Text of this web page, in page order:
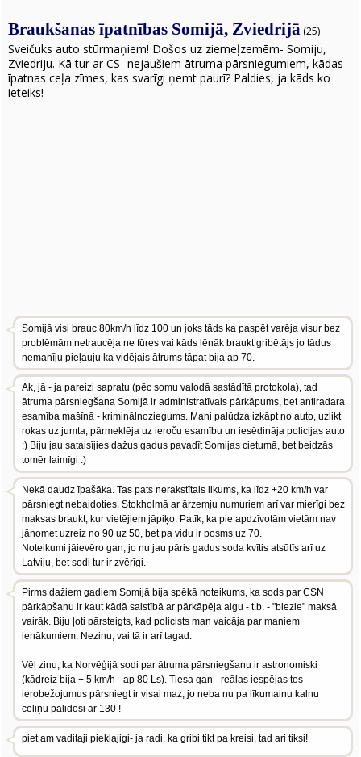
Braukšanas īpatnības Somijā, Zviedrijā (25)
Sveičuks auto stūrmaņiem! Došos uz ziemeļzemēm- Somiju,
Zviedriju. Kā tur ar CS- nejaušiem ātruma pārsniegumiem, kādas
īpatnas ceļa zīmes, kas svarīgi ņemt paurī? Paldies, ja kāds ko
ieteiks!
Somijā visi brauc 80km/h līdz 100 un joks tāds ka paspēt varēja visur bez
problēmām netraucēja ne fūres vai kāds lēnāk braukt gribētājs jo tādus
nemanīju pieļauju ka vidējais ātrums tāpat bija ap 70.
Ak, jā - ja pareizi sapratu (pēc somu valodā sastādītā protokola), tad
ātruma pārsniegšana Somijā ir administratīvais pārkāpums, bet antiradara
esamība mašīnā - kriminālnoziegums. Mani palūdza izkāpt no auto, uzlikt
rokas uz jumta, pārmeklēja uz ieroču esamību un iesēdināja policijas auto
:) Biju jau sataisījies dažus gadus pavadīt Somijas cietumā, bet beidzās
tomēr laimīgi :)
Nekā daudz īpašāka. Tas pats nerakstītais likums, ka līdz +20 km/h var
pārsniegt nebaidoties. Stokholmā ar ārzemju numuriem arī var mierīgi bez
maksas braukt, kur vietējiem jāpiķo. Patīk, ka pie apdzīvotām vietām nav
jānomet uzreiz no 90 uz 50, bet pa vidu ir posms uz 70.
Noteikumi jāievēro gan, jo nu jau pāris gadus soda kvītis atsūtīs arī uz
Latviju, bet sodi tur ir zvērīgi.
Pirms dažiem gadiem Somijā bija spēkā noteikums, ka sods par CSN
pārkāpšanu ir kaut kādā saistībā ar pārkāpēja algu - t.b. - "biezie" maksā
vairāk. Biju ļoti pārsteigts, kad policists man vaicāja par maniem
ienākumiem. Nezinu, vai tā ir arī tagad.
Vēl zinu, ka Norvēģijā sodi par ātruma pārsniegšanu ir astronomiski
(kādreiz bija + 5 km/h - ap 80 Ls). Tiesa gan - reālas iespējas tos
ierobežojumus pārsniegt ir visai maz, jo neba nu pa līkumainu kalnu
celiņu palidosi ar 130 !
piet am vaditaji pieklajigi- ja radi, ka gribi tikt pa kreisi, tad ari tiksi!